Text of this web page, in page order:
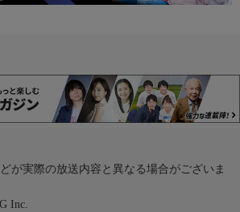
が実際の放送内容と異なる場合がございま
Inc.